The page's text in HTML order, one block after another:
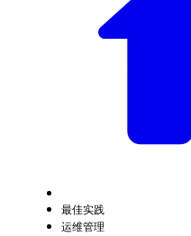
最佳实践
运维管理